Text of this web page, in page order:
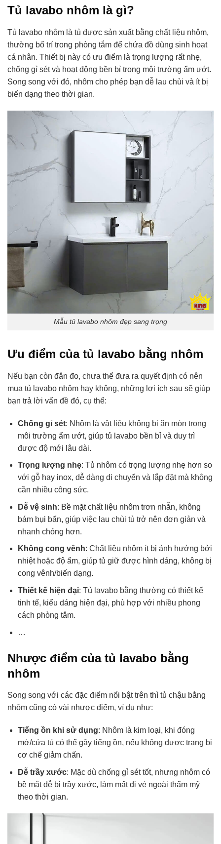
Tủ lavabo nhôm là gì?
Tủ lavabo nhôm là tủ được sản xuất bằng chất liệu nhôm,
thường bố trí trong phòng tắm để chứa đồ dùng sinh hoạt
cá nhân. Thiết bị này có ưu điểm là trọng lượng rất nhẹ,
chống gỉ sét và hoạt động bền bỉ trong môi trường ẩm ướt.
Song song với đó, nhôm cho phép bạn dễ lau chùi và ít bị
biến dạng theo thời gian.
Mẫu tủ lavabo nhôm đẹp sang trọng
Ưu điểm của tủ lavabo bằng nhôm
Nếu bạn còn đắn đo, chưa thể đưa ra quyết định có nên
mua tủ lavabo nhôm hay không, những lợi ích sau sẽ giúp
bạn trả lời vấn đề đó, cụ thể:
Chống gỉ sét: Nhôm là vật liệu không bị ăn mòn trong
môi trường ẩm ướt, giúp tủ lavabobền bỉ và duy trì
được độ mới lâu dài.
Trọng lượng nhẹ: Tủ nhôm có trọng lượng nhẹ hơn so
với gỗ hay inox, dễ dàng di chuyển và lắp đặt mà không
cần nhiều công sức.
Dễ vệ sinh: Bề mặt chất liệu nhôm trơn nhẵn, không
bám bụi bẩn, giúp việc lau chùi tủ trở nên đơn giản và
nhanh chóng hơn.
Không cong vênh: Chất liệu nhôm ít bị ảnh hưởng bởi
nhiệt hoặc độ ẩm, giúp tủ giữ được hình dáng, không bị
cong vênh/biến dạng.
Thiết kế hiện đại: Tủ lavabo bằng thường có thiết kế
tinh tế, kiểu dáng hiện đại, phù hợp với nhiều phong
cách phòng tắm.
…
Nhược điểm của tủ lavabo bằng
nhôm
Song song với các đặc điểm nổi bật trên thì tủ chậu bằng
nhôm cũng có vài nhược điểm, ví dụ như:
Tiếng ồn khi sử dụng: Nhôm là kim loại, khi đóng
mở/cửa tủ có thể gây tiếng ồn, nếu không được trang bị
cơ chế giảm chấn.
Dễ trầy xước: Mặc dù chống gỉ sét tốt, nhưng nhôm có
bề mặt dễ bị trầy xước, làm mất đi vẻ ngoài thẩm mỹ
theo thời gian.